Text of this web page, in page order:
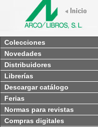
Colecciones
Novedades
Distribuidores
Librerías
Descargar catálogo
Ferias
Normas para revistas
Compras digitales